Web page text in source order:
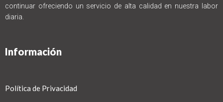
continuar ofreciendo un servicio de alta calidad en nuestra labor
diaria.
Información
Política de Privacidad